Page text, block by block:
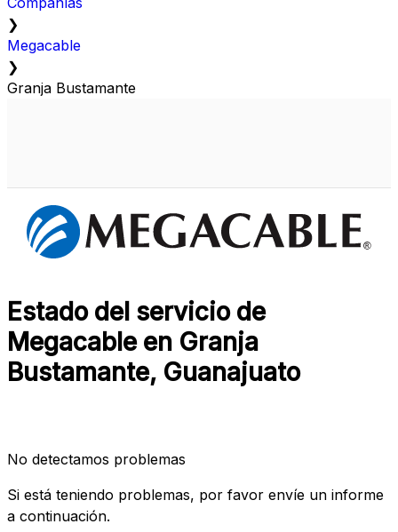
❯
Megacable
❯
Granja Bustamante
Estado del servicio de
Megacable en Granja
Bustamante, Guanajuato
No detectamos problemas
Si está teniendo problemas, por favor envíe un informe
a continuación.